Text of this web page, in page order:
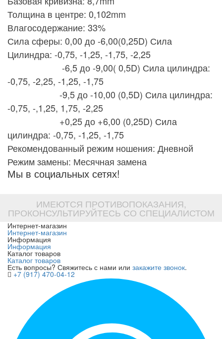
Толщина в центре: 0,102mm
Влагосодержание: 33%
Сила сферы: 0,00 до -6,00(0,25D) Сила
Цилиндра: -0,75, -1,25, -1,75, -2,25
-6,5 до -9,00( 0,5D) Сила цилиндра:
-0,75, -2,25, -1,25, -1,75
-9,5 до -10,00 (0,5D) Сила цилиндра:
-0,75, -,1,25, 1,75, -2,25
+0,25 до +6,00 (0,25D) Сила
цилиндра: -0,75, -1,25, -1,75
Рекомендованный режим ношения: Дневной
Режим замены: Месячная замена
Мы в социальных сетях!
ИМЕЮТСЯ ПРОТИВОПОКАЗАНИЯ,
ПРОКОНСУЛЬТИРУЙТЕСЬ СО СПЕЦИАЛИСТОМ
Интернет-магазин
Интернет-магазин
Информация
Информация
Каталог товаров
Каталог товаров
Есть вопросы? Свяжитесь с нами или закажите звонок.
+7 (917) 470-04-12